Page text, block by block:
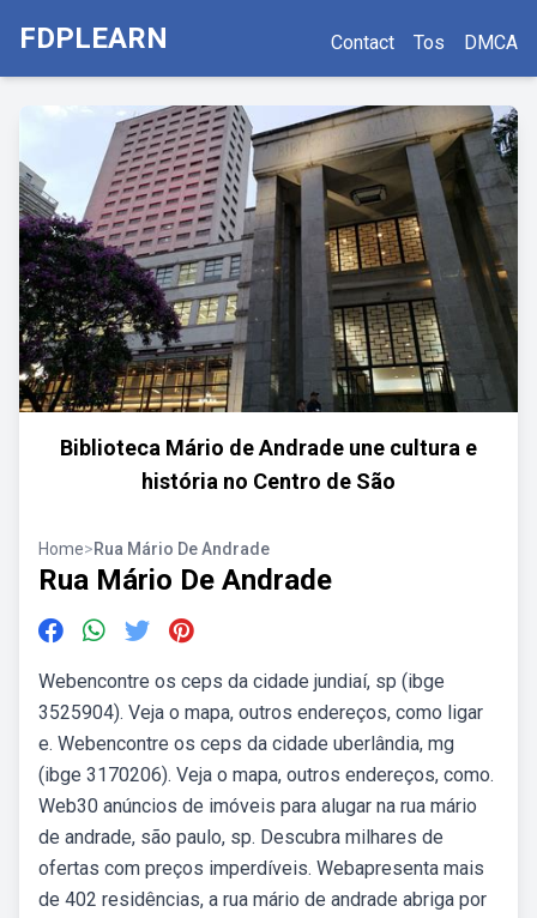
FDPLEARN Contact Tos DMCA
Biblioteca Mário de Andrade une cultura e
história no Centro de São
Home>Rua Mário De Andrade
Rua Mário De Andrade
Webencontre os ceps da cidade jundiaí, sp (ibge
3525904). Veja o mapa, outros endereços, como ligar
e. Webencontre os ceps da cidade uberlândia, mg
(ibge 3170206). Veja o mapa, outros endereços, como.
Web30 anúncios de imóveis para alugar na rua mário
de andrade, são paulo, sp. Descubra milhares de
ofertas com preços imperdíveis. Webapresenta mais
de 402 residências, a rua mário de andrade abriga por